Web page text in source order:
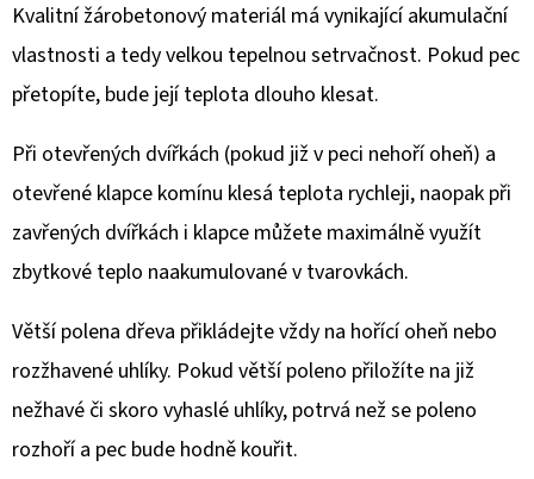
Kvalitní žárobetonový materiál má vynikající akumulační
vlastnosti a tedy velkou tepelnou setrvačnost. Pokud pec
přetopíte, bude její teplota dlouho klesat.
Při otevřených dvířkách (pokud již v peci nehoří oheň) a
otevřené klapce komínu klesá teplota rychleji, naopak při
zavřených dvířkách i klapce můžete maximálně využít
zbytkové teplo naakumulované v tvarovkách.
Větší polena dřeva přikládejte vždy na hořící oheň nebo
rozžhavené uhlíky. Pokud větší poleno přiložíte na již
nežhavé či skoro vyhaslé uhlíky, potrvá než se poleno
rozhoří a pec bude hodně kouřit.